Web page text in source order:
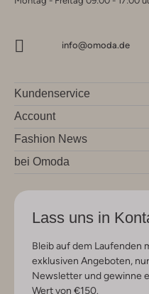
info@omoda.de
Kundenservice
Account
Fashion News
bei Omoda
Lass uns in
Bleib auf dem Laufenden
exklusiven Angeboten,
Newsletter und gewinne
Wert von €150.